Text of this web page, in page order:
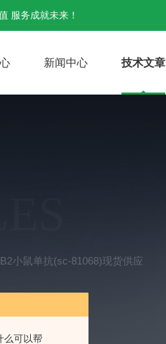
么可以帮
服务成就未来！
新闻中心 技术文章
小鼠单抗(sc-81068)现货供应